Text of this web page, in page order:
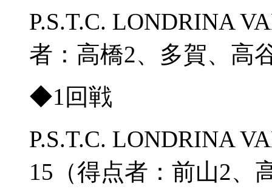
P.S.T.C. LONDRINA
者：高橋2、多賀、高
◆1回戦
P.S.T.C. LONDRINA
15（得点者：前山2、